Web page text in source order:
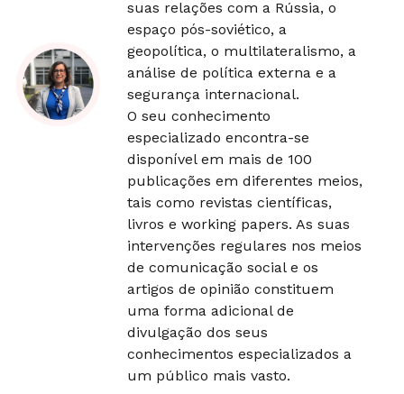
suas relações com a Rússia, o
espaço pós-soviético, a
geopolítica, o multilateralismo, a
análise de política externa e a
segurança internacional.
O seu conhecimento
especializado encontra-se
disponível em mais de 100
publicações em diferentes meios,
tais como revistas científicas,
livros e working papers. As suas
intervenções regulares nos meios
de comunicação social e os
artigos de opinião constituem
uma forma adicional de
divulgação dos seus
conhecimentos especializados a
um público mais vasto.